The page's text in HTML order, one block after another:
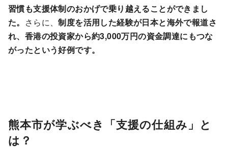
習慣も支援体制のおかげで乗り越えることができまし
た。 さらに、制度を活用した経験が日本と海外で報道さ
れ、香港の投資家から約3,000万円の資金調達にもつな
がったという好例です。
熊本市が学ぶべき「支援の仕組み」と
は？